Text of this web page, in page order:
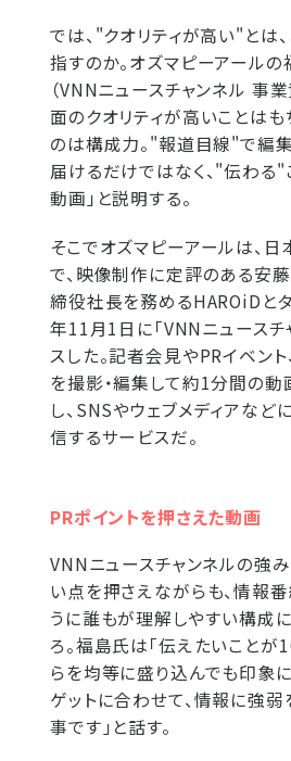
では、"クオリティが高い"とは
指すのか。オズマピーアール
（VNNニュースチャンネル 事業
面のクオリティが高いことはも
のは構成力。"報道目線"で編
届けるだけではなく、"伝わる"
動画」と説明する。
そこでオズマピーアールは、
で、映像制作に定評のある安
締役社長を務めるHAROiDと
年11月1日に「VNNニュースチ
スした。記者会見やPRイベン
を撮影・編集して約1分間の動
し、SNSやウェブメディアなど
信するサービスだ。
PRポイントを押さえた動画
VNNニュースチャンネルの強
い点を押さえながらも、情報
うに誰もが理解しやすい構成
ろ。福島氏は「伝えたいことが
らを均等に盛り込んでも印象
ゲットに合わせて、情報に強
事です」と話す。